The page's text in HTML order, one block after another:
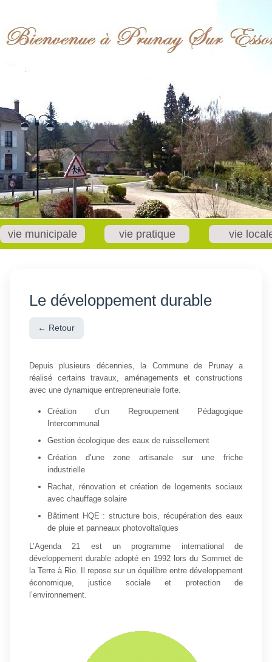
vie municipale vie pratique vie
Le développement durable
← Retour
Depuis plusieurs décennies, la Commune de Prunay a
réalisé certains travaux, aménagements et constructions
avec une dynamique entrepreneuriale forte.
Création d’un Regroupement Pédagogique
Intercommunal
Gestion écologique des eaux de ruissellement
Création d’une zone artisanale sur une friche
industrielle
Rachat, rénovation et création de logements sociaux
avec chauffage solaire
Bâtiment HQE : structure bois, récupération des eaux
de pluie et panneaux photovoltaïques
L’Agenda 21 est un programme international de
développement durable adopté en 1992 lors du Sommet de
la Terre à Rio. Il repose sur un équilibre entre développement
économique, justice sociale et protection de
l’environnement.